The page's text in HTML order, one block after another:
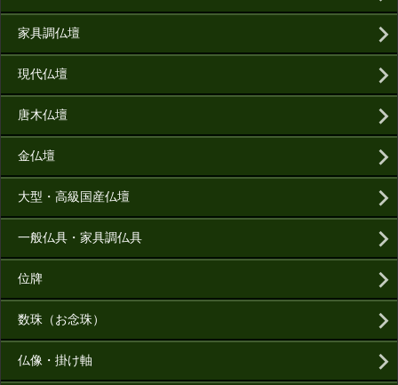
家具調仏壇
現代仏壇
唐木仏壇
金仏壇
大型・高級国産仏壇
一般仏具・家具調仏具
位牌
数珠（お念珠）
仏像・掛け軸